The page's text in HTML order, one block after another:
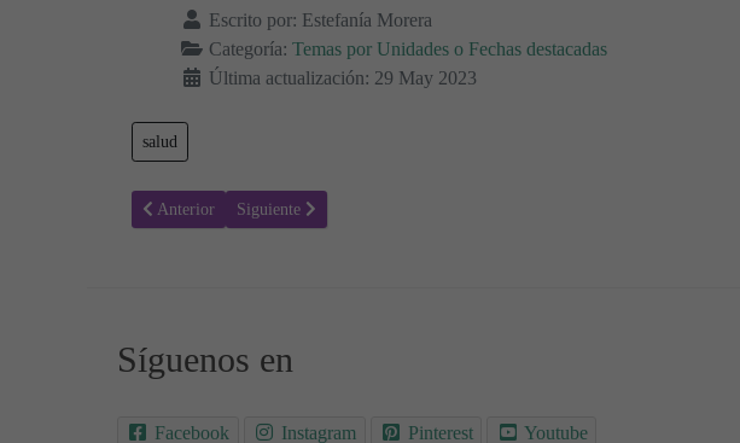
Escrito por: Estefanía Morera
Categoría: Temas por Unidades o Fechas destacadas
Última actualización: 29 May 2023
salud
Artículo anterior: Naturaleza y Medio Ambiente - Día de la Tierra - Día del agua
Anterior Artículo siguiente: Día de Acción Mundial por la Salud de la Mujer 👱🏻‍♀️🩺
Siguiente
Síguenos en
Facebook Instagram Pinterest Youtube